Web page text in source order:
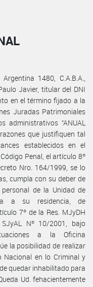
1480, C.A.B.A.,
Javier, titular del DNI
en el término fijado a la
Juradas Patrimoniales
administrativos “ANUAL
que justifiquen tal
establecidos en el
Penal, el artículo 8º
Nro. 164/1999, se lo
cumpla con su deber de
de la Unidad de
a su residencia, de
7º de la Res. MJyDH
Nº 10/2001, bajo
a la Oficina
la posibilidad de realizar
Nacional en lo Criminal y
quedar inhabilitado para
Ud. fehacientemente